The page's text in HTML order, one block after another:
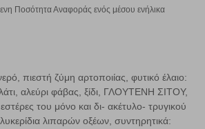
Ποσότητα Αναφοράς ενός μέσου ενήλικα
πιεστή ζύμη αρτοποιίας, φυτικό έλαιο:
αλεύρι φάβας, ξίδι, ΓΛΟΥΤΕΝΗ ΣΙΤΟΥ,
του μόνο και δι- ακέτυλο- τρυγικού
λιπαρών οξέων, συντηρητικά:
ρυθμίσεων
Αποδοχή όλων